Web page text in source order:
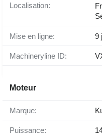
Localisation:
Mise en ligne: 9
Machineryline ID:
Moteur
Marque:
Puissance: